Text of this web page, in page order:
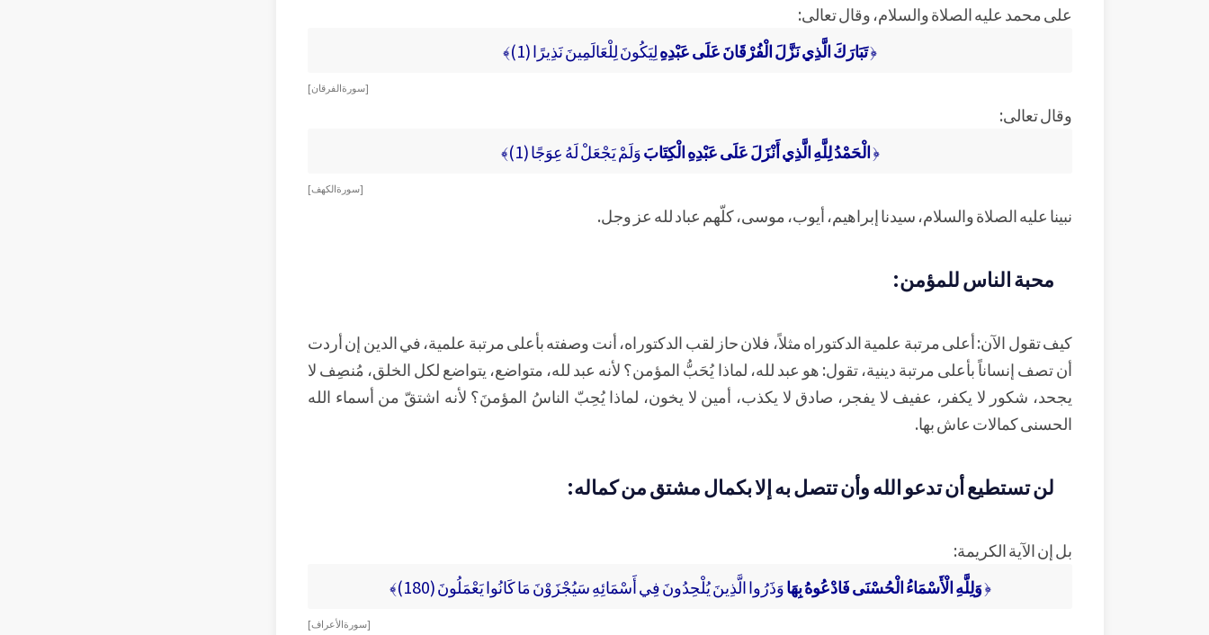
على محمد عليه الصلاة والسلام، وقال تعالى:
﴿تَبَارَكَ الَّذِي نَزَّلَ الْفُرْقَانَ عَلَى عَبْدِهِلِيَكُونَ لِلْعَالَمِينَ نَذِيرًا (1)﴾
[ سورة الفرقان ]
وقال تعالى:
﴿الْحَمْدُ لِلَّهِ الَّذِي أَنْزَلَ عَلَى عَبْدِهِ الْكِتَابَوَلَمْ يَجْعَلْ لَهُ عِوَجًا (1)﴾
[ سورة الكهف ]
نبينا عليه الصلاة والسلام، سيدنا إبراهيم، أيوب، موسى، كلّهم عباد لله عز وجل.
محبة الناس للمؤمن:
كيف تقول الآن: أعلى مرتبة علمية الدكتوراه مثلاً، فلان حاز لقب الدكتوراه، أنت وصفته بأعلى مرتبة علمية، في الدين إن أردت
أن تصف إنساناً بأعلى مرتبة دينية، تقول: هو عبد لله، لماذا يُحَبُّ المؤمن؟ لأنه عبد لله، متواضع، يتواضع لكل الخلق، مُنصِف لا
يجحد، شكور لا يكفر، عفيف لا يفجر، صادق لا يكذب، أمين لا يخون، لماذا يُحِبّ الناسُ المؤمنَ؟ لأنه اشتقّ من أسماء الله
الحسنى كمالات عاش بها.
لن تستطيع أن تدعو الله وأن تتصل به إلا بكمال مشتق من كماله:
بل إن الآية الكريمة:
﴿وَلِلَّهِ الْأَسْمَاءُ الْحُسْنَى فَادْعُوهُ بِهَاوَذَرُوا الَّذِينَ يُلْحِدُونَ فِي أَسْمَائِهِ سَيُجْزَوْنَ مَا كَانُوا يَعْمَلُونَ (180)﴾
[ سورة الأعراف ]